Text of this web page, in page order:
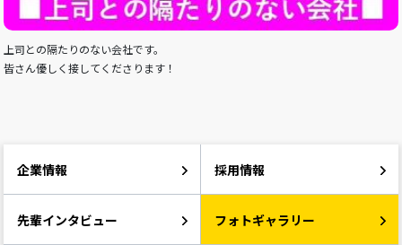
上司との隔たりのない会社です。
皆さん優しく接してくださります！
企業情報 採用情報
先輩インタビュー フォトギャラリー